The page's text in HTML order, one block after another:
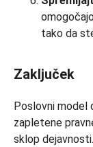
tako da
Zaključek
Poslovni model
zapletene
sklop